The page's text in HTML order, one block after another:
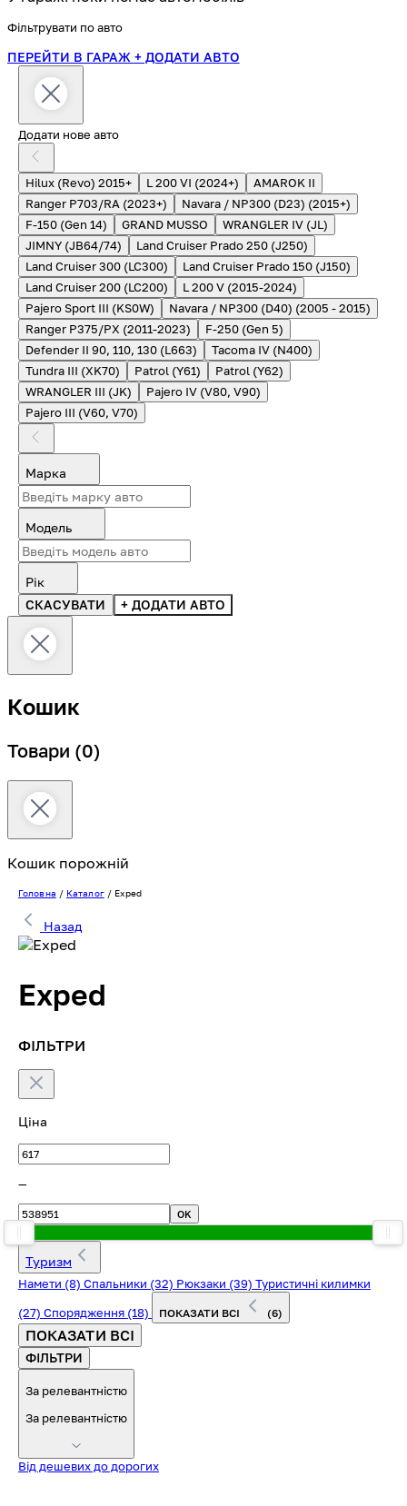
Фільтрувати по авто
ПЕРЕЙТИ В ГАРАЖ + ДОДАТИ АВТО
Додати нове авто
Hilux (Revo) 2015+ L 200 VI (2024+)
AMAROK II
Ranger P703/RA (2023+)
Navara / NP300 (D23) (2015+)
F-150 (Gen 14)
GRAND MUSSO
WRANGLER IV (JL)
JIMNY (JB64/74)
Land Cruiser Prado 250 (J250)
Land Cruiser 300 (LC300)
Land Cruiser Prado 150 (J150)
Land Cruiser 200 (LC200)
L 200 V (2015-2024)
Pajero Sport III (KS0W)
Navara / NP300 (D40) (2005 - 2015)
Ranger P375/PX (2011-2023)
F-250 (Gen 5)
Defender II 90, 110, 130 (L663)
Tacoma IV (N400)
Tundra III (XK70)
Patrol (Y61)
Patrol (Y62)
WRANGLER III (JK)
Pajero IV (V80, V90)
Pajero III (V60, V70)
Марка
Модель
Рік
СКАСУВАТИ
+ ДОДАТИ АВТО
Кошик
Товари (0)
Кошик порожній
Головна / Каталог/ Exped
Назад
Exped
ФІЛЬТРИ
Ціна
—
OK
Туризм
Намети (8) Спальники (32) Рюкзаки (39) Туристичні килимки
(27) Спорядження (18) ПОКАЗАТИ ВСІ (6)
ПОКАЗАТИ ВСІ
ФІЛЬТРИ
За релевантністю
За релевантністю
Від дешевих до дорогих